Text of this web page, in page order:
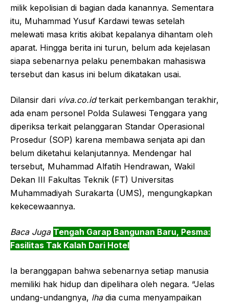
milik kepolisian di bagian dada kanannya. Sementara
itu, Muhammad Yusuf Kardawi tewas setelah
melewati masa kritis akibat kepalanya dihantam oleh
aparat. Hingga berita ini turun, belum ada kejelasan
siapa sebenarnya pelaku penembakan mahasiswa
tersebut dan kasus ini belum dikatakan usai.
Dilansir dari viva.co.idterkait perkembangan terakhir,
ada enam personel Polda Sulawesi Tenggara yang
diperiksa terkait pelanggaran Standar Operasional
Prosedur (SOP) karena membawa senjata api dan
belum diketahui kelanjutannya. Mendengar hal
tersebut, Muhammad Alfatih Hendrawan, Wakil
Dekan III Fakultas Teknik (FT) Universitas
Muhammadiyah Surakarta (UMS), mengungkapkan
kekecewaannya.
Baca Juga Tengah Garap Bangunan Baru, Pesma:
Fasilitas Tak Kalah Dari Hotel
Ia beranggapan bahwa sebenarnya setiap manusia
memiliki hak hidup dan dipelihara oleh negara. “Jelas
undang-undangnya, lha dia cuma menyampaikan